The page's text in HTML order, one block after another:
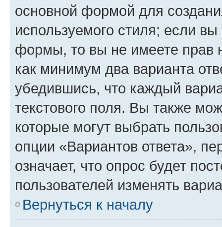
основной формой для
используемого стиля; если
формы, то вы не имеете прав
как минимум два варианта
убедившись, что каждый
текстового поля. Вы также
которые могут выбрать
опции «Вариантов ответа»,
означает, что опрос будет
пользователей изменять
Вернуться к началу